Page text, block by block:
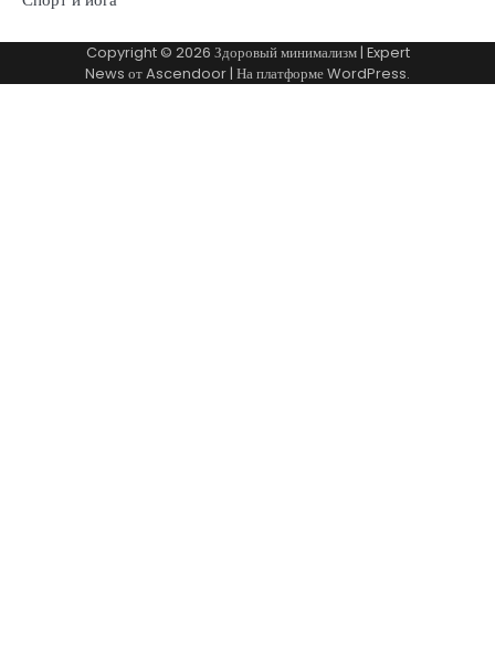
Copyright © 2026 Здоровый минимализм| Expert
News отAscendoor| На платформеWordPress.